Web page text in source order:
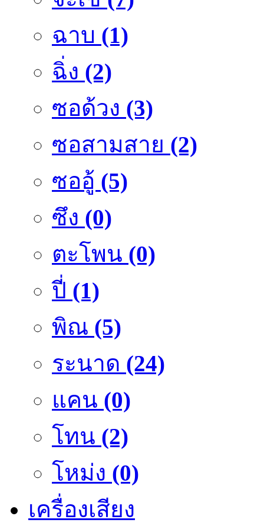
ฉาบ (1)
ฉิ่ง (2)
ซอด้วง (3)
ซอสามสาย (2)
ซออู้ (5)
ซึง (0)
ตะโพน (0)
ปี่ (1)
พิณ (5)
ระนาด (24)
แคน (0)
โทน (2)
โหม่ง (0)
เครื่องเสียง